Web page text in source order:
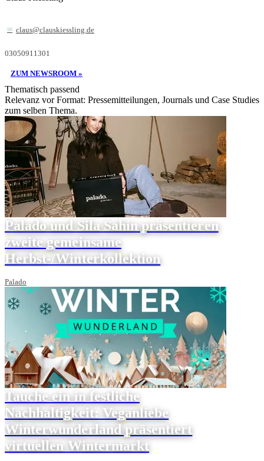
claus@clauskiessling.de
03050911301
ZUM NEWSROOM »
Thematisch passend
Relevanz vor Format: Pressemitteilungen, Journals und Case Studies
zum selben Thema.
Palado und Sila Sahin präsentieren
zweite gemeinsame
Herbst-/Winterkollektion
Palado
Tauche ein in festliche
Nachhaltigkeit: Veganliebe
Winterwunderland präsentiert
virtuellen Wintermarkt